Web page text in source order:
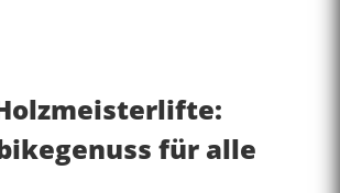
Holzmeisterlifte:
für alle